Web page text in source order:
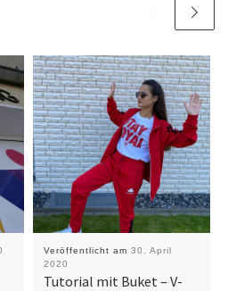
Veröffentlicht am 30. April
2020
Tutorial mit Buket – V-